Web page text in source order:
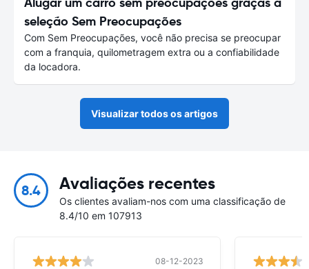
seleção Sem Preocupações
Com Sem Preocupações, você não precisa se preocupar
com a franquia, quilometragem extra ou a confiabilidade
da locadora.
Visualizar todos os artigos
8.4 Avaliações recentes
Os clientes avaliam-nos com uma classificação de
8.4/10 em 107913
08-12-2023